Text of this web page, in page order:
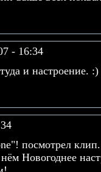
- 16:34
и настроение.
посмотрел
Новогоднее